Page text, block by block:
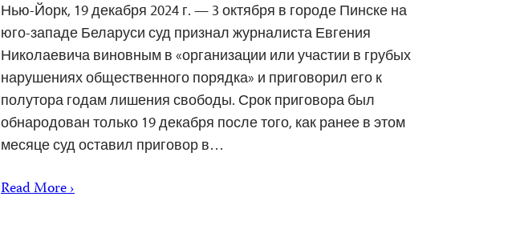
Нью-Йорк, 19 декабря 2024 г. — 3 октября в городе Пинске на
юго-западе Беларуси суд признал журналиста Евгения
Николаевича виновным в «организации или участии в грубых
нарушениях общественного порядка» и приговорил его к
полутора годам лишения свободы. Срок приговора был
обнародован только 19 декабря после того, как ранее в этом
месяце суд оставил приговор в…
Read More ›